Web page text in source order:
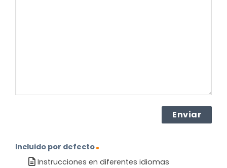
Incluido por defecto
Instrucciones en diferentes idiomas